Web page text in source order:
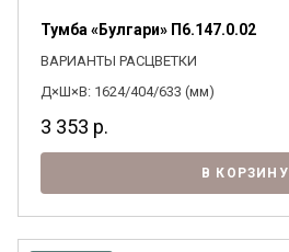
Тумба «Булгари» П6.147.0.02
ВАРИАНТЫ РАСЦВЕТКИ
Д×Ш×В: 1624/404/633 (мм)
3 353 р.
В КОРЗИНУ